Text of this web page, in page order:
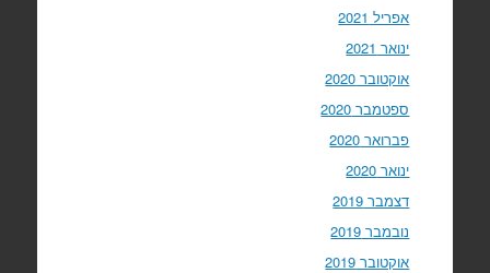
אפריל 2021
ינואר 2021
אוקטובר 2020
ספטמבר 2020
פברואר 2020
ינואר 2020
דצמבר 2019
נובמבר 2019
אוקטובר 2019